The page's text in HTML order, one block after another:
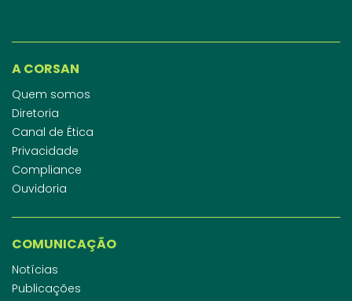
A CORSAN
Quem somos
Diretoria
Canal de Ética
Privacidade
Compliance
Ouvidoria
COMUNICAÇÃO
Notícias
Publicações